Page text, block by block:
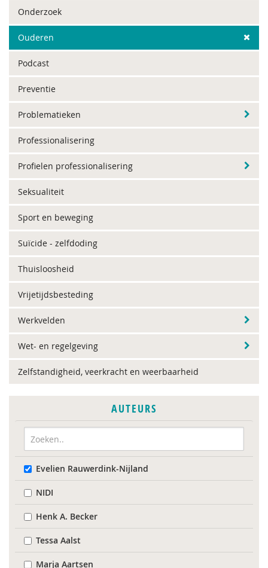
Onderzoek
Ouderen
Podcast
Preventie
Problematieken
Professionalisering
Profielen professionalisering
Seksualiteit
Sport en beweging
Suïcide - zelfdoding
Thuisloosheid
Vrijetijdsbesteding
Werkvelden
Wet- en regelgeving
Zelfstandigheid, veerkracht en weerbaarheid
AUTEURS
Evelien Rauwerdink-Nijland
NIDI
Henk A. Becker
Tessa Aalst
Marja Aartsen